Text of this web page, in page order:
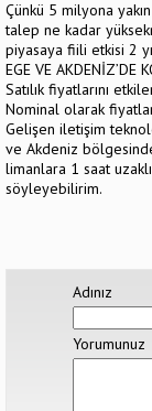
Çünkü 5 milyona
talep ne kadar
piyasaya fiili etkisi 2
EGE VE AKDENİZ’DE
Satılık fiyatlarını
Nominal olarak
Gelişen iletişim
ve Akdeniz
limanlara 1 saat
söyleyebilirim.
Adınız
Yorumunuz